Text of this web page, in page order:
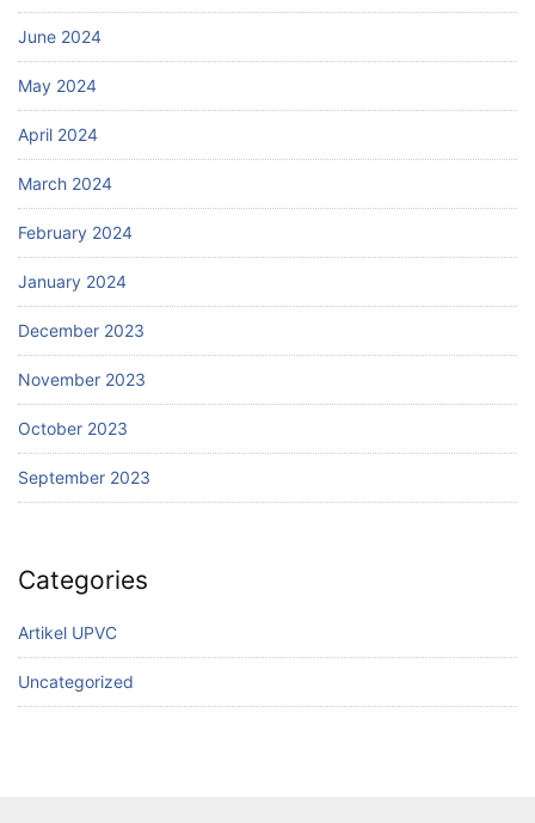
June 2024
May 2024
April 2024
March 2024
February 2024
January 2024
December 2023
November 2023
October 2023
September 2023
Categories
Artikel UPVC
Uncategorized